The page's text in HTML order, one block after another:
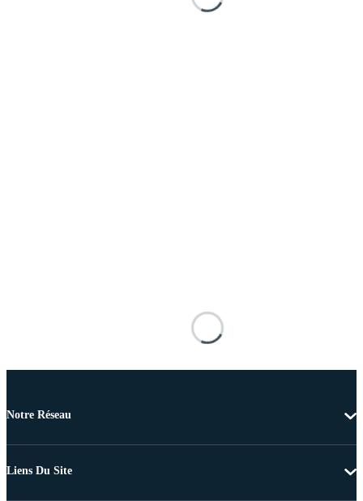
Notre Réseau
Liens Du Site